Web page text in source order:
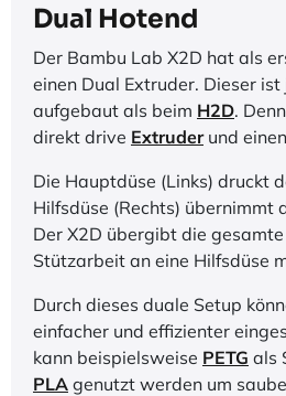
Dual Hotend
Der Bambu Lab X2D hat als
einen Dual Extruder. Dieser
aufgebaut als beim H2D.
direkt drive Extruderund
Die Hauptdüse (Links) druckt
Hilfsdüse (Rechts) übernimmt
Der X2D übergibt die
Stützarbeit an eine Hilfsdüse
Durch dieses duale Setup
einfacher und effizienter
kann beispielsweise PETG als
PLA genutzt werden um